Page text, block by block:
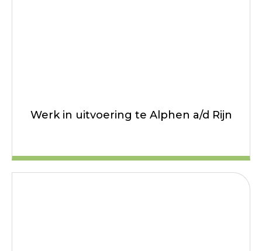
Werk in uitvoering te Alphen a/d Rijn